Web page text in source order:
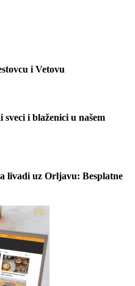
i Vetovu
i blaženici u našem
livadi uz Orljavu: Besplatne